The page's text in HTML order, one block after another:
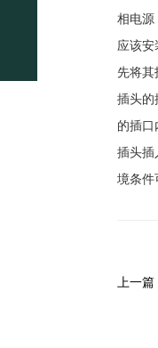
相电源
应该安
先将其
插头的
的插口
插头插
境条件
上一篇